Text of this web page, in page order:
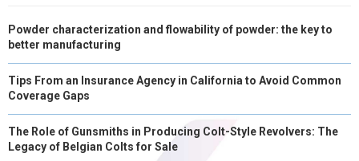
Powder characterization and flowability of powder: the key to
better manufacturing
Tips From an Insurance Agency in California to Avoid Common
Coverage Gaps
The Role of Gunsmiths in Producing Colt-Style Revolvers: The
Legacy of Belgian Colts for Sale